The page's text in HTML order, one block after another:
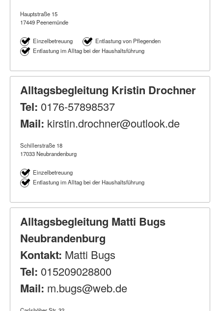
Hauptstraße 15
17449 Peenemünde
Einzelbetreuung
Entlastung von Pflegenden
Entlastung im Alltag bei der Haushaltsführung
Alltagsbegleitung Kristin Drochner
Tel: 0176-57898537
Mail: kirstin.drochner@outlook.de
Schillerstraße 18
17033 Neubrandenburg
Einzelbetreuung
Entlastung im Alltag bei der Haushaltsführung
Alltagsbegleitung Matti Bugs
Neubrandenburg
Kontakt: Matti Bugs
Tel: 015209028800
Mail: m.bugs@web.de